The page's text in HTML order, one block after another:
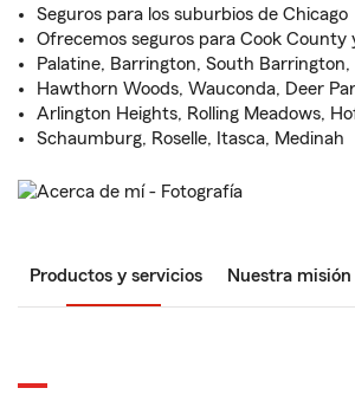
Seguros para los suburbios de Chicago
Ofrecemos seguros para Cook County
Palatine, Barrington, South Barrington,
Hawthorn Woods, Wauconda, Deer
Arlington Heights, Rolling Meadows,
Schaumburg, Roselle, Itasca, Medinah
Productos y servicios Nuestra misión